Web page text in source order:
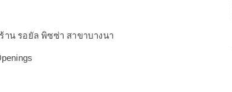
าน รอยัล พิซซ่า สาขาบางนา